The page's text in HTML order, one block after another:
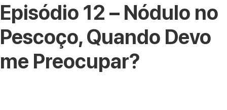
Episódio 12 – Nódulo no
Pescoço, Quando Devo
me Preocupar?